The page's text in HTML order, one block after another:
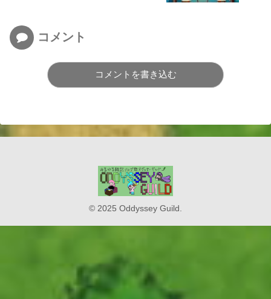
コメント
コメントを書き込む
© 2025 Oddyssey Guild.